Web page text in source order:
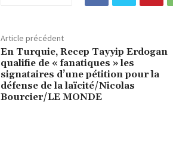
Article précédent
En Turquie, Recep Tayyip Erdogan
qualifie de « fanatiques » les
signataires d’une pétition pour la
défense de la laïcité/Nicolas
Bourcier/LE MONDE